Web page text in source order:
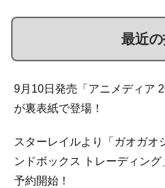
最近
9月10日発売「アニメディア
が裏表紙で登場！
スターレイルより「ガオガオ
ンドボックス トレーディン
予約開始！